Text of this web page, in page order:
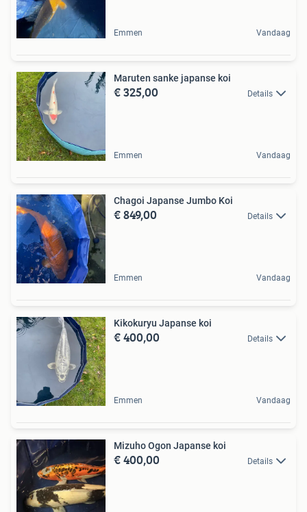
Emmen Vandaag
Maruten sanke japanse koi
€ 325,00 Details
Emmen Vandaag
Chagoi Japanse Jumbo Koi
€ 849,00 Details
Emmen Vandaag
Kikokuryu Japanse koi
€ 400,00 Details
Emmen Vandaag
Mizuho Ogon Japanse koi
€ 400,00 Details